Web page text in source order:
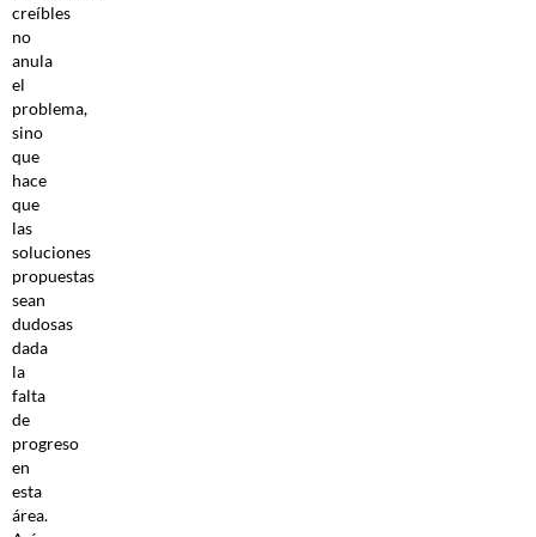
creíbles
no
anula
el
problema,
sino
que
hace
que
las
soluciones
propuestas
sean
dudosas
dada
la
falta
de
progreso
en
esta
área.